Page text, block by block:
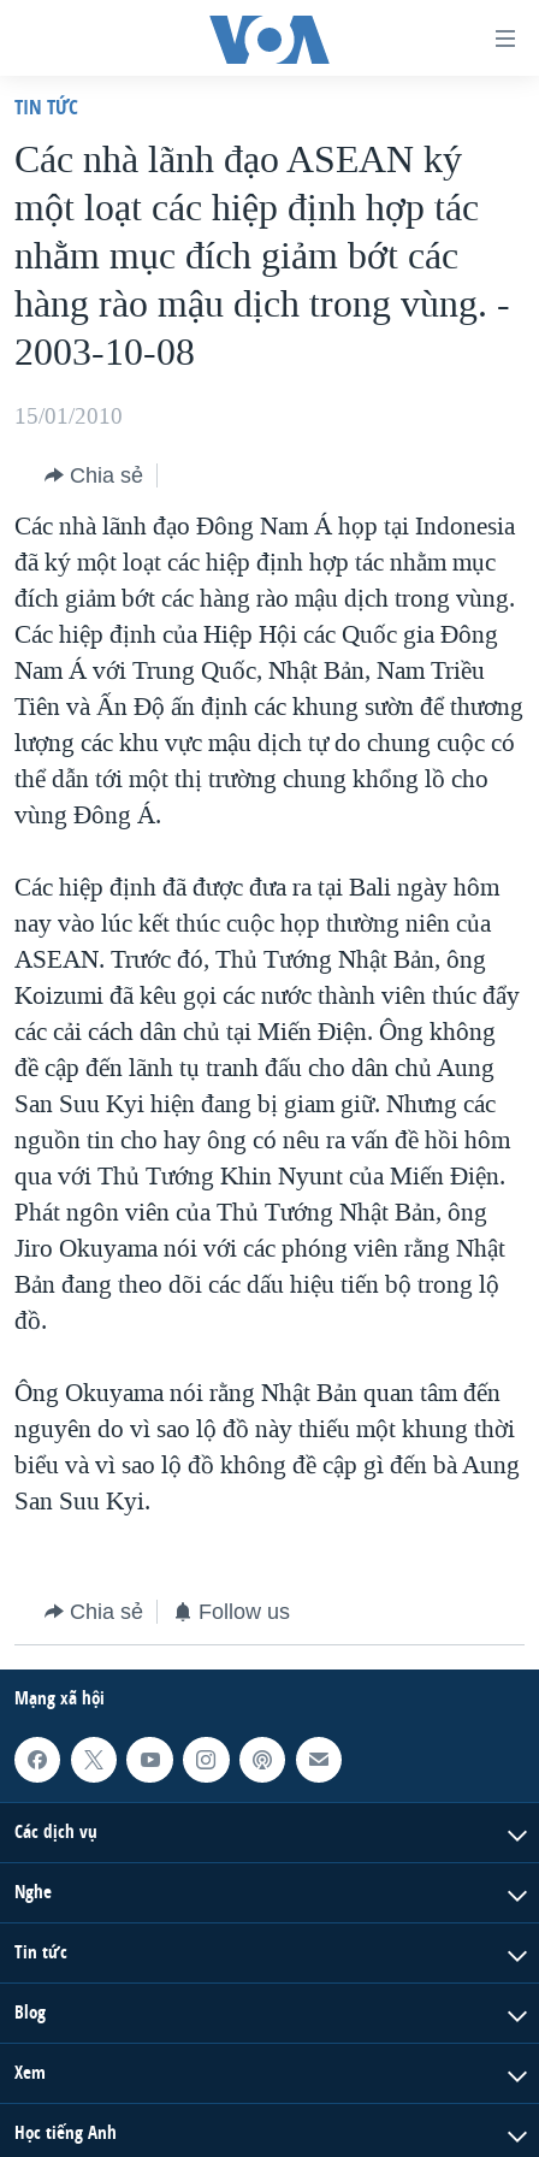
truy
cập
Tới
nội
dung
chính
Tới
hướng
chính
tới
"Tìm"
VIỆT NAM
HOA KỲ
BIỂN ĐÔNG
THẾ GIỚI
BLOG
MỤC
TỰ DO BÁO CHÍ
VẠCH TRẦN TIN GIẢ
NGƯỜI VIỆT HẢI NGOẠI
ĐỜI SỐNG
KINH TẾ
KHOA HỌC
SỨC KHOẺ
VĂN HOÁ
THỂ THAO
CHUYÊN ĐỀ
CHIẾN TRANH THƯƠNG MẠI CỦA MỸ: QUÁ KHỨ VÀ HIỆN
HÀNH TRÌNH BẦU CỬ 2024
MỘT NĂM CHIẾN TRANH TẠI DẢI GAZA
GIẢI MÃ VÀNH ĐAI & CON ĐƯỜNG
NGÀY TỊ NẠN THẾ GIỚI
TRỊNH VĨNH BÌNH - NGƯỜI HẠ 'BÊN THẮNG CUỘC'
GROUND ZERO – XƯA VÀ NAY
CÁC GIÁ TRỊ CỘNG HÒA Ở VIỆT NAM
THƯỢNG ĐỈNH TRUMP-KIM TẠI VIỆT NAM
TRỊNH VĨNH BÌNH VS. CHÍNH PHỦ VIỆT NAM
NGƯ DÂN VIỆT VÀ LÀN SÓNG TRỘM HẢI SÂM
BÊN KIA QUỐC LỘ: TIẾNG VỌNG TỪ NÔNG THÔN MỸ
QUAN HỆ VIỆT MỸ
HỌC TIẾNG ANH
VIDEO
NGHE
MẠNG XÃ HỘI
Ngôn ngữ khác
TIN TỨC
Các nhà lãnh đạo ASEAN ký
một loạt các hiệp định hợp tác
nhằm mục đích giảm bớt các
hàng rào mậu dịch trong vùng. -
2003-10-08
15/01/2010
Chia sẻ
Các nhà lãnh đạo Đông Nam Á họp tại Indonesia
đã ký một loạt các hiệp định hợp tác nhằm mục
đích giảm bớt các hàng rào mậu dịch trong vùng.
Các hiệp định của Hiệp Hội các Quốc gia Đông
Nam Á với Trung Quốc, Nhật Bản, Nam Triều
Tiên và Ấn Độ ấn định các khung sườn để thương
lượng các khu vực mậu dịch tự do chung cuộc có
thể dẫn tới một thị trường chung khổng lồ cho
vùng Đông Á.
Các hiệp định đã được đưa ra tại Bali ngày hôm
nay vào lúc kết thúc cuộc họp thường niên của
ASEAN. Trước đó, Thủ Tướng Nhật Bản, ông
Koizumi đã kêu gọi các nước thành viên thúc đẩy
các cải cách dân chủ tại Miến Điện. Ông không
đề cập đến lãnh tụ tranh đấu cho dân chủ Aung
San Suu Kyi hiện đang bị giam giữ. Nhưng các
nguồn tin cho hay ông có nêu ra vấn đề hồi hôm
qua với Thủ Tướng Khin Nyunt của Miến Điện.
Phát ngôn viên của Thủ Tướng Nhật Bản, ông
Jiro Okuyama nói với các phóng viên rằng Nhật
Bản đang theo dõi các dấu hiệu tiến bộ trong lộ
đồ.
Ông Okuyama nói rằng Nhật Bản quan tâm đến
nguyên do vì sao lộ đồ này thiếu một khung thời
biểu và vì sao lộ đồ không đề cập gì đến bà Aung
San Suu Kyi.
Chia sẻ Follow us
Mạng xã hội
Các dịch vụ
Nghe
Tin tức
Blog
Xem
Học tiếng Anh